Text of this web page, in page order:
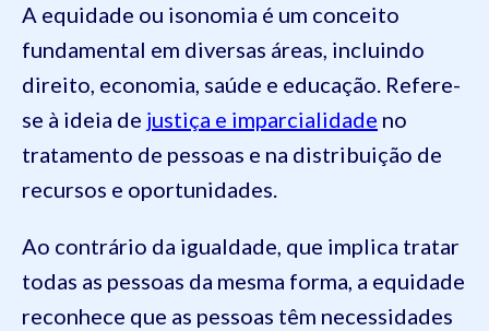
A equidade ou isonomia é um conceito
fundamental em diversas áreas, incluindo
direito, economia, saúde e educação. Refere-
se à ideia de justiça e imparcialidade no
tratamento de pessoas e na distribuição de
recursos e oportunidades.
Ao contrário da igualdade, que implica tratar
todas as pessoas da mesma forma, a equidade
reconhece que as pessoas têm necessidades